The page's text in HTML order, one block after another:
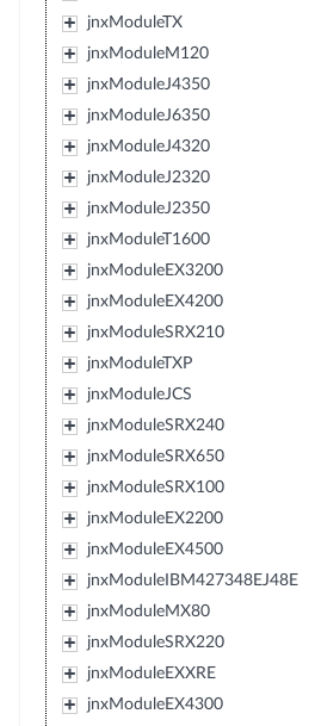
jnxModuleTX
jnxModuleM120
jnxModuleJ4350
jnxModuleJ6350
jnxModuleJ4320
jnxModuleJ2320
jnxModuleJ2350
jnxModuleT1600
jnxModuleEX3200
jnxModuleEX4200
jnxModuleSRX210
jnxModuleTXP
jnxModuleJCS
jnxModuleSRX240
jnxModuleSRX650
jnxModuleSRX100
jnxModuleEX2200
jnxModuleEX4500
jnxModuleIBM427348EJ48E
jnxModuleMX80
jnxModuleSRX220
jnxModuleEXXRE
jnxModuleEX4300